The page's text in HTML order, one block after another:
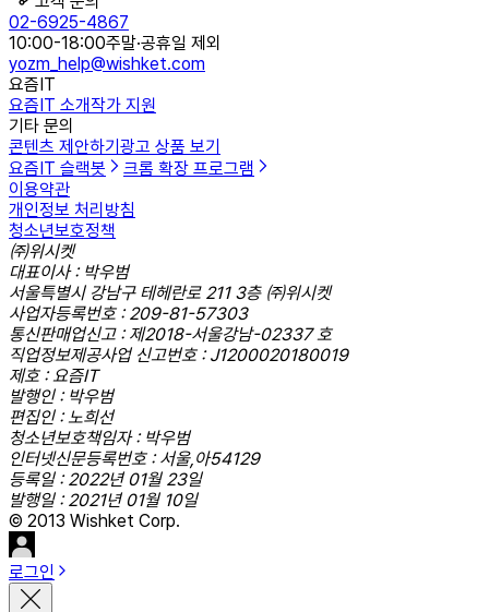
02-6925-4867
10:00-18:00주말·공휴일 제외
yozm_help@wishket.com
요즘IT
요즘IT 소개작가 지원
기타 문의
콘텐츠 제안하기광고 상품 보기
요즘IT 슬랙봇
크롬 확장 프로그램
이용약관
개인정보 처리방침
청소년보호정책
㈜위시켓
대표이사 : 박우범
서울특별시 강남구 테헤란로 211 3층 ㈜위시켓
사업자등록번호 : 209-81-57303
통신판매업신고 : 제2018-서울강남-02337 호
직업정보제공사업 신고번호 : J1200020180019
제호 : 요즘IT
발행인 : 박우범
편집인 : 노희선
청소년보호책임자 : 박우범
인터넷신문등록번호 : 서울,아54129
등록일 : 2022년 01월 23일
발행일 : 2021년 01월 10일
© 2013 Wishket Corp.
로그인